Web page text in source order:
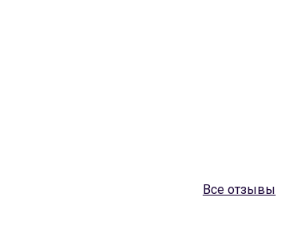
Все отзывы